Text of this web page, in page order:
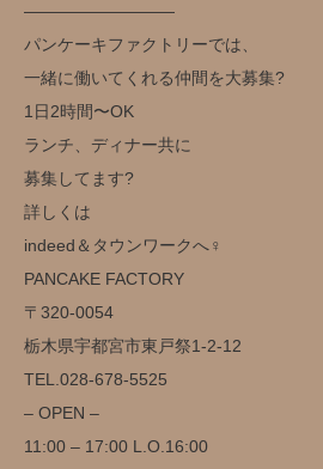
—————————
パンケーキファクトリーでは、
一緒に働いてくれる仲間を大募集?
1日2時間〜OK
ランチ、ディナー共に
募集してます?
詳しくは
indeed＆タウンワークへ‍♀️
️PANCAKE FACTORY️
〒320-0054
栃木県宇都宮市東戸祭1-2-12
TEL.028-678-5525
– OPEN –
11:00 – 17:00 L.O.16:00